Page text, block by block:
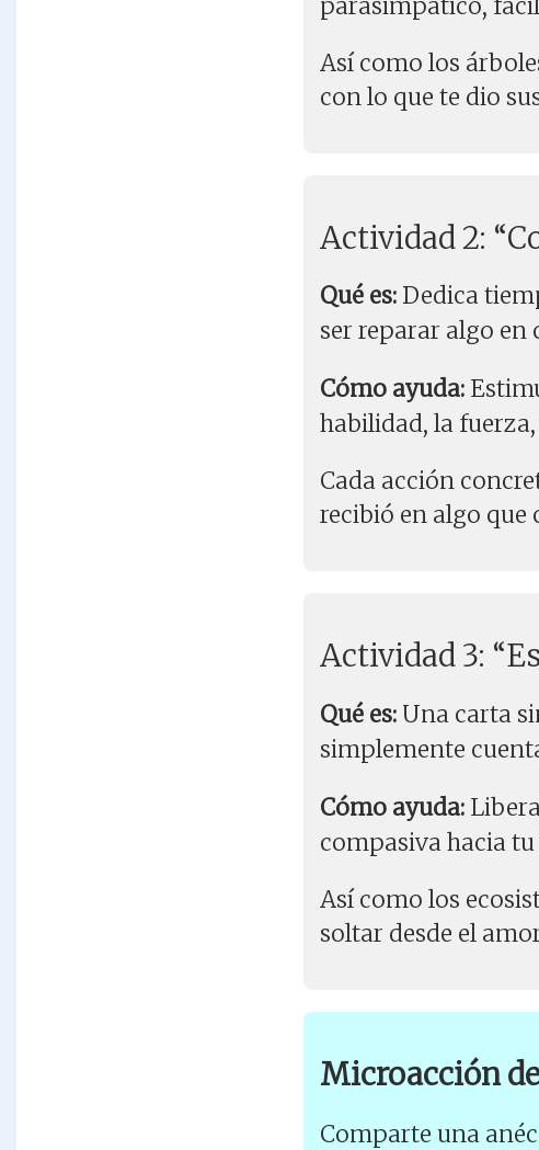
parasimpático,
Así como los
con lo que te dio
Actividad 2:
Qué es: Dedica
ser reparar algo
Cómo ayuda:
habilidad, la
Cada acción
recibió en algo que
Actividad 3:
Qué es: Una carta
simplemente
Cómo ayuda:
compasiva hacia
Así como los
soltar desde el
Microacción
Comparte una